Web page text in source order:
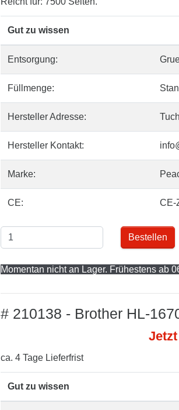
Gut zu wissen
Entsorgung:
Füllmenge:
Hersteller Adresse:
Hersteller Kontakt:
Marke:
CE: CE-
Bestellen
Momentan nicht an Lager. Frühestens ab
# 210138 - Brother HL-
ca. 4 Tage Lieferfrist
Gut zu wissen